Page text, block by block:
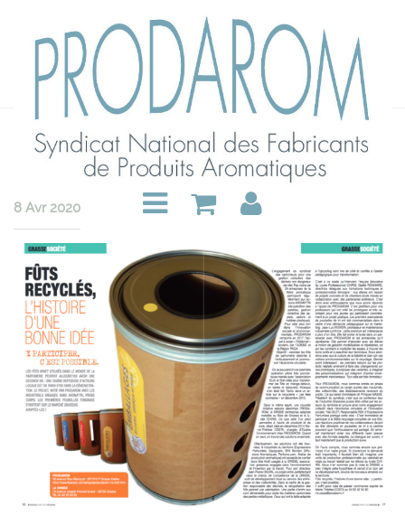
Article dans le KIOSQUE
GRASSE – Fûts recyclés
8 Avr 2020